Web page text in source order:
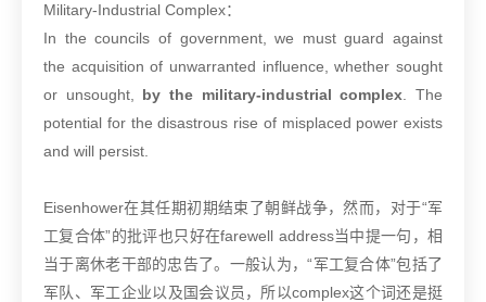
Military-Industrial Complex：
In the councils of government, we must guard against
the acquisition of unwarranted influence, whether sought
or unsought, by the military-industrial complex . The
potential for the disastrous rise of misplaced power exists
and will persist.
Eisenhower在其任期初期结束了朝鲜战争，然而，对于“军
工复合体”的批评也只好在farewell address当中提一句，相
当于离休老干部的忠告了。一般认为，“军工复合体”包括了
军队、军工企业以及国会议员，所以complex这个词还是挺